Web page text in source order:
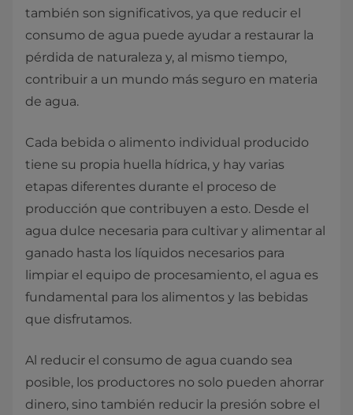
también son significativos, ya que reducir el
consumo de agua puede ayudar a restaurar la
pérdida de naturaleza y, al mismo tiempo,
contribuir a un mundo más seguro en materia
de agua.
Cada bebida o alimento individual producido
tiene su propia huella hídrica, y hay varias
etapas diferentes durante el proceso de
producción que contribuyen a esto. Desde el
agua dulce necesaria para cultivar y alimentar al
ganado hasta los líquidos necesarios para
limpiar el equipo de procesamiento, el agua es
fundamental para los alimentos y las bebidas
que disfrutamos.
Al reducir el consumo de agua cuando sea
posible, los productores no solo pueden ahorrar
dinero, sino también reducir la presión sobre el